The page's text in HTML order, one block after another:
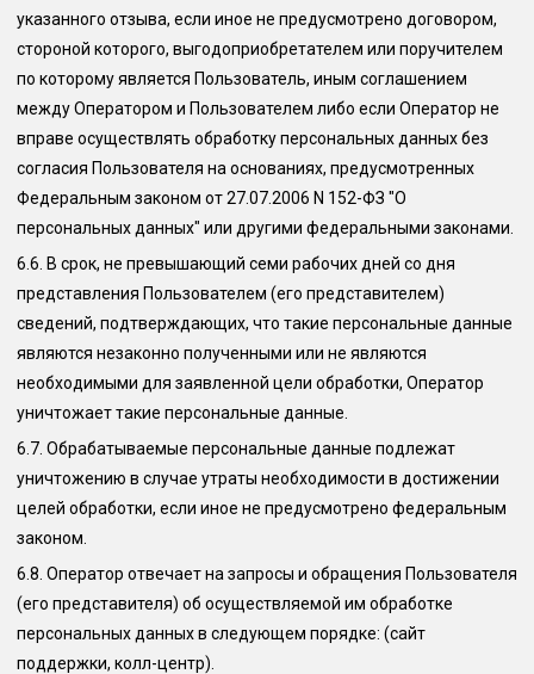
указанного отзыва, если иное не предусмотрено договором,
стороной которого, выгодоприобретателем или поручителем
по которому является Пользователь, иным соглашением
между Оператором и Пользователем либо если Оператор не
вправе осуществлять обработку персональных данных без
согласия Пользователя на основаниях, предусмотренных
Федеральным законом от 27.07.2006 N 152-ФЗ "О
персональных данных" или другими федеральными законами.
6.6. В срок, не превышающий семи рабочих дней со дня
представления Пользователем (его представителем)
сведений, подтверждающих, что такие персональные данные
являются незаконно полученными или не являются
необходимыми для заявленной цели обработки, Оператор
уничтожает такие персональные данные.
6.7. Обрабатываемые персональные данные подлежат
уничтожению в случае утраты необходимости в достижении
целей обработки, если иное не предусмотрено федеральным
законом.
6.8. Оператор отвечает на запросы и обращения Пользователя
(его представителя) об осуществляемой им обработке
персональных данных в следующем порядке: (сайт
поддержки, колл-центр)